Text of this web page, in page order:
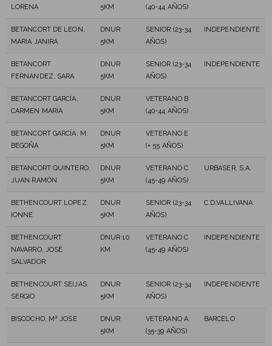
LORENA
5KM
(40-44 AÑOS)
BETANCORT DE LEON,
MARIA JANIRA
DNUR
5KM
SENIOR (23-34
AÑOS)
INDEPENDIENTE
BETANCORT
FERNANDEZ, SARA
DNUR
5KM
SENIOR (23-34
AÑOS)
INDEPENDIENTE
BETANCORT GARCÍA,
CARMEN MARÍA
DNUR
5KM
VETERANO B
(40-44 AÑOS)
BETANCORT GARCÍA, M.
BEGOÑA
DNUR
5KM
VETERANO E
(+ 55 AÑOS)
BETANCORT QUINTERO,
JUAN RAMÓN
DNUR
5KM
VETERANO C
(45-49 AÑOS)
URBASER, S.A.
BETHENCOURT LOPEZ,
IONNE
DNUR
5KM
SENIOR (23-34
AÑOS)
C.D.VALLIVANA
BETHENCOURT
NAVARRO, JOSÉ
SALVADOR
DNUR 10
KM
VETERANO C
(45-49 AÑOS)
INDEPENDIENTE
BETHENCOURT SEIJAS,
SERGIO
DNUR
5KM
SENIOR (23-34
AÑOS)
INDEPENDIENTE
BISCOCHO, Mª JOSE
DNUR
5KM
VETERANO A
(35-39 AÑOS)
BARCELO